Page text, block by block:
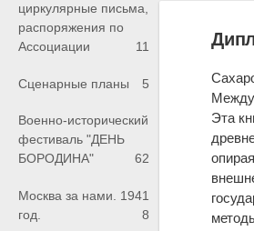
циркулярные письма,
распоряжения по
Ассоциации
11
Сценарные планы 5
Военно-исторический
фестиваль "ДЕНЬ
БОРОДИНА"
62
Москва за нами. 1941
год.
8
Эта